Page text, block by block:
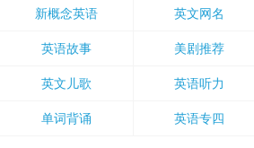
新概念英语 英文网名
英语故事 美剧推荐
英文儿歌 英语听力
单词背诵 英语专四